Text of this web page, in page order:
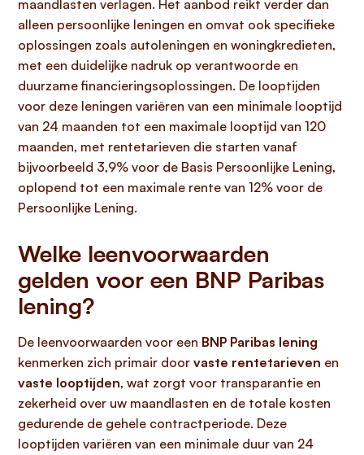
maandlasten verlagen. Het aanbod reikt verder dan
alleen persoonlijke leningen en omvat ook specifieke
oplossingen zoals autoleningen en woningkredieten,
met een duidelijke nadruk op verantwoorde en
duurzame financieringsoplossingen. De looptijden
voor deze leningen variëren van een minimale looptijd
van 24 maanden tot een maximale looptijd van 120
maanden, met rentetarieven die starten vanaf
bijvoorbeeld 3,9% voor de Basis Persoonlijke Lening,
oplopend tot een maximale rente van 12% voor de
Persoonlijke Lening.
Welke leenvoorwaarden
gelden voor een BNP Paribas
lening?
De leenvoorwaarden voor een BNP Paribas lening
kenmerken zich primair door vaste rentetarieven en
vaste looptijden, wat zorgt voor transparantie en
zekerheid over uw maandlasten en de totale kosten
gedurende de gehele contractperiode. Deze
looptijden variëren van een minimale duur van 24